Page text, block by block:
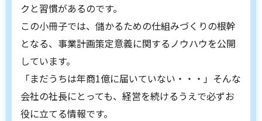
クと習慣があるのです。
この小冊子では、儲かるための仕組みづくりの根幹
となる、事業計画策定意義に関するノウハウを公開
しています。
「まだうちは年商1億に届いていない・・・」そんな
会社の社長にとっても、経営を続けるうえで必ずお
役に立てる情報です。